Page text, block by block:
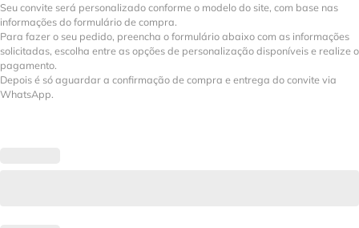
Seu convite será personalizado conforme o modelo do site, com base nas
informações do formulário de compra.
Para fazer o seu pedido, preencha o formulário abaixo com as informações
solicitadas, escolha entre as opções de personalização disponíveis e realize o
pagamento.
Depois é só aguardar a confirmação de compra e entrega do convite via
WhatsApp.